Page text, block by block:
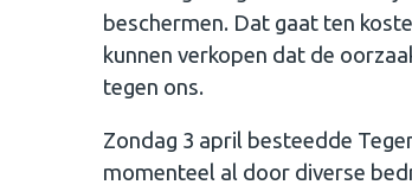
beschermen. Dat gaat ten
kunnen verkopen dat de
tegen ons.
Zondag 3 april besteedde
momenteel al door diverse